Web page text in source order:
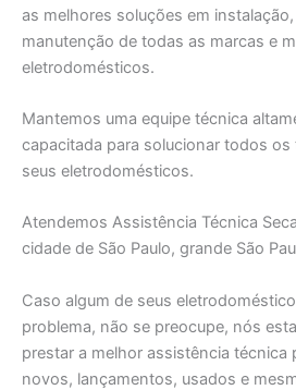
as melhores soluções em
manutenção de todas as marcas e
eletrodomésticos.
Mantemos uma equipe técnica
capacitada para solucionar todos
seus eletrodomésticos.
Atendemos Assistência Técnica
cidade de São Paulo, grande São
Caso algum de seus
problema, não se preocupe, nós
prestar a melhor assistência técnica
novos, lançamentos, usados e